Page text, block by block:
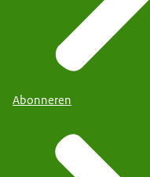
Abonneren